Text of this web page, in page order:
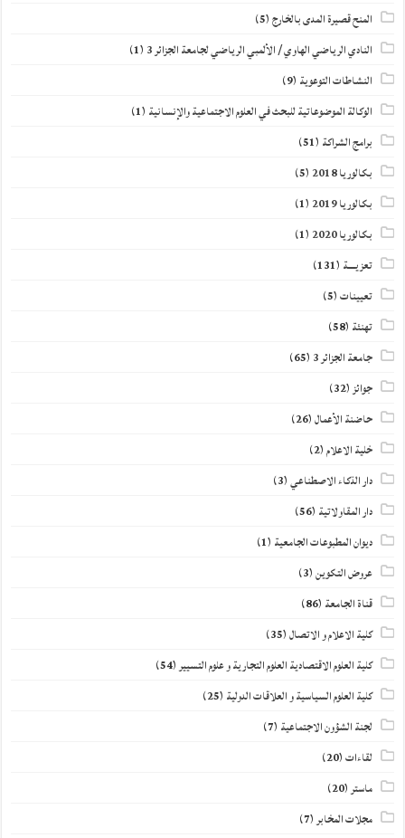
المنح قصيرة المدى بالخارج(5)
النادي الرياضي الهاوي / الألمبي الرياضي لجامعة الجزائر 3 (1)
النشاطات التوعوية (9)
الوكالة الموضوعاتية للبحث في العلوم الاجتماعية والإنسانية (1)
برامج الشراكة (51)
بكالوريا 2018
(5)
بكالوريا 2019
(1)
بكالوريا 2020
(1)
تعزيــــة (131)
تعيينات(5)
تهنئة (58)
جامعة الجزائر 3 (65)
جوائز(32)
حاضنة الأعمال(26)
خلية الاعلام(2)
دار الذكاء الاصطناعي(3)
دار المقاولاتية (56)
ديوان المطبوعات الجامعية (1)
عروض التكوين(3)
قناة الجامعة (86)
كلية الاعلام و الاتصال(35)
كلية العلوم الاقتصادية العلوم التجارية و علوم التسيير(54)
كلية العلوم السياسية و العلاقات الدولية (25)
لجنة الشؤون الاجتماعية (7)
لقاءات(20)
ماستر(20)
مجلات المخابر(7)